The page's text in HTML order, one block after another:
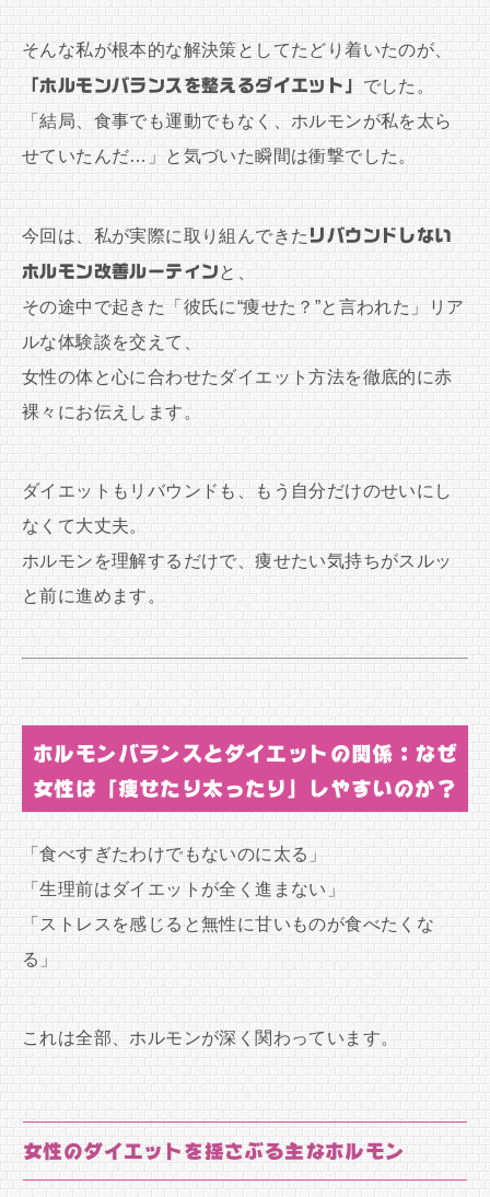
そんな私が根本的な解決策としてたどり着いたのが、
「ホルモンバランスを整えるダイエット」 でした。
「結局、食事でも運動でもなく、ホルモンが私を太ら
せていたんだ…」と気づいた瞬間は衝撃でした。
今回は、私が実際に取り組んできた リバウンドしない
ホルモン改善ルーティンと、
その途中で起きた「彼氏に“痩せた？”と言われた」リア
ルな体験談を交えて、
女性の体と心に合わせたダイエット方法を徹底的に赤
裸々にお伝えします。
ダイエットもリバウンドも、もう自分だけのせいにし
なくて大丈夫。
ホルモンを理解するだけで、痩せたい気持ちがスルッ
と前に進めます。
ホルモンバランスとダイエットの関係：なぜ
女性は「痩せたり太ったり」しやすいのか？
「食べすぎたわけでもないのに太る」
「生理前はダイエットが全く進まない」
「ストレスを感じると無性に甘いものが食べたくな
る」
これは全部、ホルモンが深く関わっています。
女性のダイエットを揺さぶる主なホルモン